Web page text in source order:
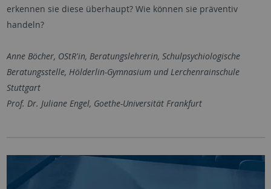
erkennen sie diese überhaupt? Wie können sie präventiv
handeln?
Anne Böcher, OStR'in, Beratungslehrerin, Schulpsychiologische
Beratungsstelle, Hölderlin-Gymnasium und Lerchenrainschule
Stuttgart
Prof. Dr. Juliane Engel, Goethe-Universität Frankfurt